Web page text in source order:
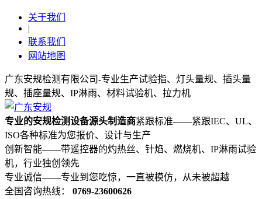
关于我们
|
联系我们
网站地图
广东安规检测有限公司-专业生产试验指、灯头量规、插头量
规、插座量规、IP淋雨、材料试验机、拉力机
专业的安规检测设备源头制造商紧跟标准——紧跟IEC、UL、
ISO各种标准为您报价、设计与生产
创新智能——带遥控器的灼热丝、针焰、燃烧机、IP淋雨试验
机，行业独创领先
专业诚信——专业到您吃惊，一直被模仿，从未被超越
全国咨询热线： 0769-23600626